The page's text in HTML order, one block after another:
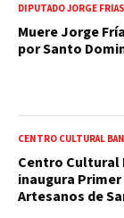
DIPUTADO JORGE FRÍAS
Muere Jorge
por Santo
CENTRO CULTURAL
Centro Cultural
inaugura
Artesanos de